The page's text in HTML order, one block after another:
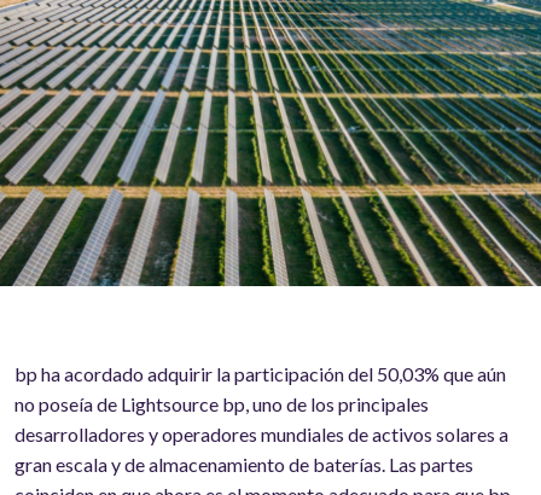
bp ha acordado adquirir la participación del 50,03% que aún
no poseía de Lightsource bp, uno de los principales
desarrolladores y operadores mundiales de activos solares a
gran escala y de almacenamiento de baterías. Las partes